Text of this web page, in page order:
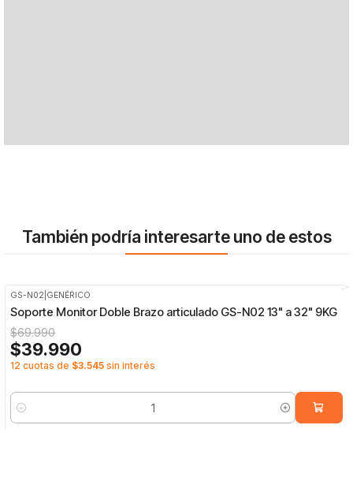
También podría interesarte uno de estos
OFF
GS-N02 GENÉRICO
Soporte Monitor Doble Brazo articulado GS-N02 13" a 32" 9KG
$69.990
$39.990
12 cuotas de $3.545 sin interés
Cantidad